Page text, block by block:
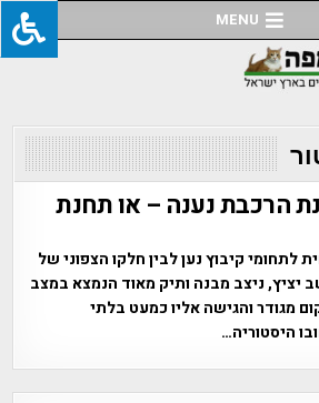
MENU
הרכבת נענה – או תחנת
לתחומי קיבוץ נען לבין חלקו הצפוני של
יציץ, ניצב מבנה ותיק מאוד הנמצא במצב
מגודר והגישה אליו כמעט בלתי
היסטוריה…